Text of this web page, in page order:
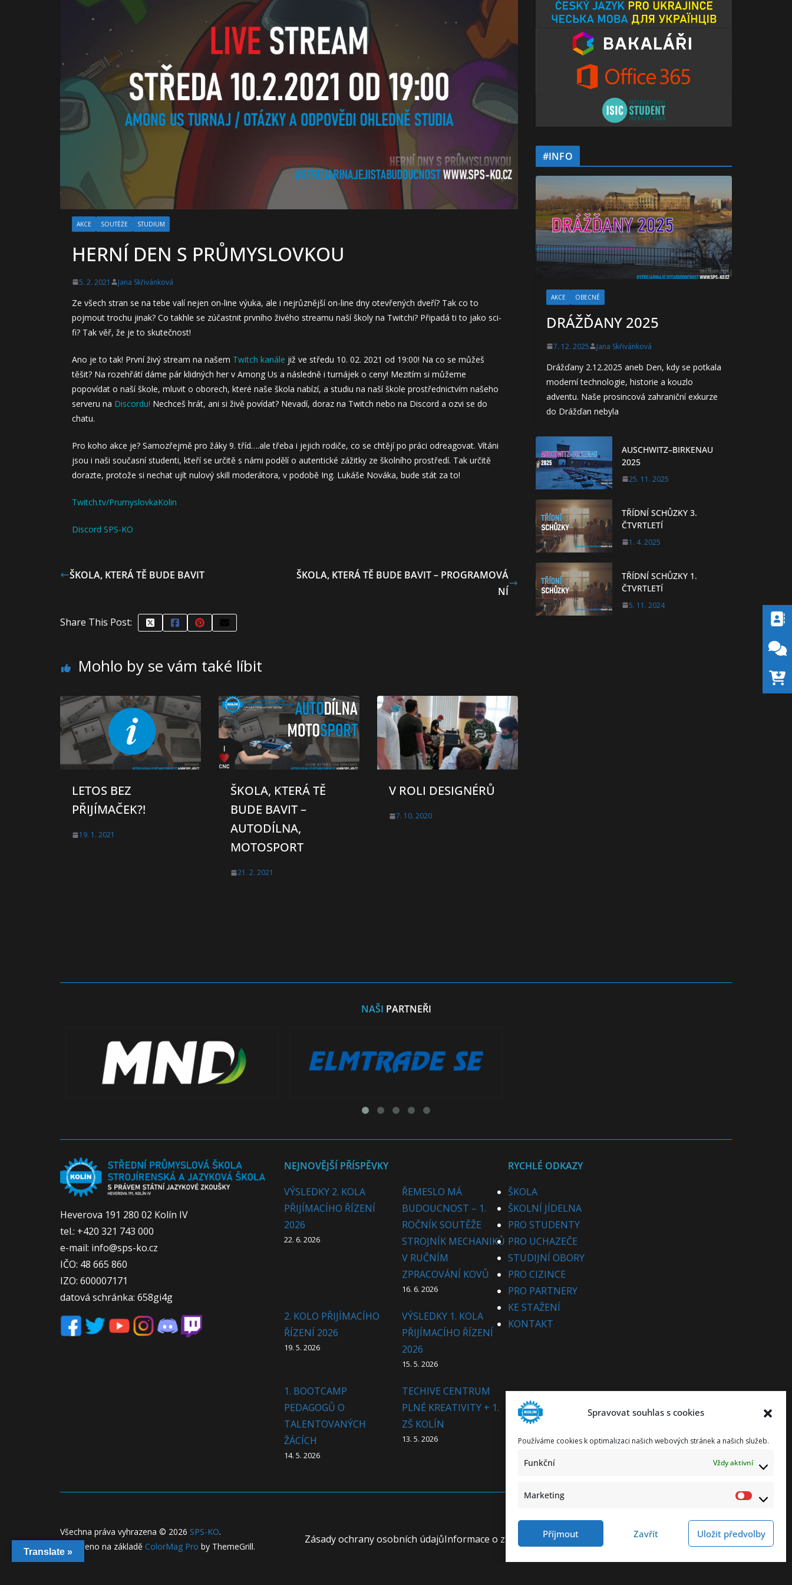
Spravovat souhlas s cookies
Používáme cookies k optimalizaci našich webových stránek a našich služeb.
Funkční Vždy aktivní
Marketing
Příjmout Zavřít Uložit předvolby
AKCE SOUTĚŽE STUDIUM
HERNÍ DEN S PRŮMYSLOVKOU
5. 2. 2021 Jana Skřivánková
Ze všech stran se na tebe valí nejen on-line výuka, ale i nejrůznější on-line dny otevřených dveří? Tak co to
pojmout trochu jinak? Co takhle se zúčastnit prvního živého streamu naší školy na Twitchi? Připadá ti to jako sci-
fi? Tak věř, že je to skutečnost!
Ano je to tak! První živý stream na našem Twitch kanále již ve středu 10. 02. 2021 od 19:00! Na co se můžeš
těšit? Na rozehřátí dáme pár klidných her v Among Us a následně i turnájek o ceny! Mezitím si můžeme
popovídat o naší škole, mluvit o oborech, které naše škola nabízí, a studiu na naší škole prostřednictvím našeho
serveru na Discordu! Nechceš hrát, ani si živě povídat? Nevadí, doraz na Twitch nebo na Discord a ozvi se do
chatu.
Pro koho akce je? Samozřejmě pro žáky 9. tříd….ale třeba i jejich rodiče, co se chtějí po práci odreagovat. Vítáni
jsou i naši současní studenti, kteří se určitě s námi podělí o autentické zážitky ze školního prostředí. Tak určitě
dorazte, protože si nechat ujít nulový skill moderátora, v podobě Ing. Lukáše Nováka, bude stát za to!
Twitch.tv/PrumyslovkaKolin
Discord SPS-KO
ŠKOLA, KTERÁ TĚ BUDE BAVIT
ŠKOLA, KTERÁ TĚ BUDE BAVIT – PROGRAMOVÁ
NÍ
Share This Post:
Mohlo by se vám také líbit
LETOS BEZ
PŘIJÍMAČEK?!
19. 1. 2021
ŠKOLA, KTERÁ TĚ
BUDE BAVIT –
AUTODÍLNA,
MOTOSPORT
21. 2. 2021
V ROLI DESIGNÉRŮ
7. 10. 2020
#INFO
AKCE OBECNÉ
DRÁŽĎANY 2025
7. 12. 2025 Jana Skřivánková
Drážďany 2.12.2025 aneb Den, kdy se potkala
moderní technologie, historie a kouzlo
adventu. Naše prosincová zahraniční exkurze
do Drážďan nebyla
AUSCHWITZ–BIRKENAU
2025
25. 11. 2025
TŘÍDNÍ SCHŮZKY 3.
ČTVRTLETÍ
1. 4. 2025
TŘÍDNÍ SCHŮZKY 1.
ČTVRTLETÍ
5. 11. 2024
NAŠI PARTNEŘI
Heverova 191 280 02 Kolín IV
tel.: +420 321 743 000
e-mail: info@sps-ko.cz
IČO: 48 665 860
IZO: 600007171
datová schránka: 658gi4g
NEJNOVĚJŠÍ PŘÍSPĚVKY
VÝSLEDKY 2. KOLA
PŘIJÍMACÍHO ŘÍZENÍ
2026
22. 6. 2026
ŘEMESLO MÁ
BUDOUCNOST – 1.
ROČNÍK SOUTĚŽE
STROJNÍK MECHANIKŮ
V RUČNÍM
ZPRACOVÁNÍ KOVŮ
16. 6. 2026
2. KOLO PŘIJÍMACÍHO
ŘÍZENÍ 2026
19. 5. 2026
VÝSLEDKY 1. KOLA
PŘIJÍMACÍHO ŘÍZENÍ
2026
15. 5. 2026
1. BOOTCAMP
PEDAGOGŮ O
TALENTOVANÝCH
ŽÁCÍCH
14. 5. 2026
TECHIVE CENTRUM
PLNÉ KREATIVITY + 1.
ZŠ KOLÍN
13. 5. 2026
RYCHLÉ ODKAZY
ŠKOLA
ŠKOLNÍ JÍDELNA
PRO STUDENTY
PRO UCHAZEČE
STUDIJNÍ OBORY
PRO CIZINCE
PRO PARTNERY
KE STAŽENÍ
KONTAKT
Zásady ochrany osobních údajůInformace o zpracování osobních údajů Prohlášení o přístupnosti
Všechna práva vyhrazena © 2026 SPS-KO.
Vytvořeno na základě ColorMag Pro by ThemeGrill.
Translate »